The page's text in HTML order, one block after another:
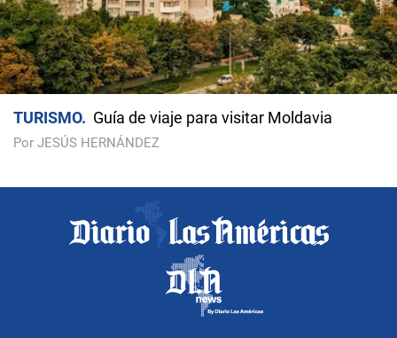
TURISMO Guía de viaje para visitar Moldavia
Por JESÚS HERNÁNDEZ